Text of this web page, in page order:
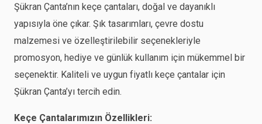
Şükran Çanta’nın keçe çantaları, doğal ve dayanıklı
yapısıyla öne çıkar. Şık tasarımları, çevre dostu
malzemesi ve özelleştirilebilir seçenekleriyle
promosyon, hediye ve günlük kullanım için mükemmel bir
seçenektir. Kaliteli ve uygun fiyatlı keçe çantalar için
Şükran Çanta’yı tercih edin.
Keçe Çantalarımızın Özellikleri: